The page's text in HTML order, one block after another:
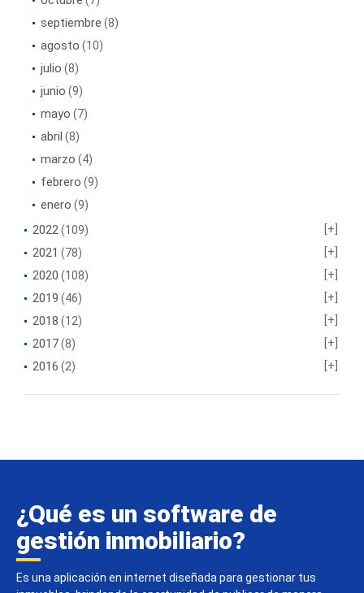
septiembre (8)
agosto (10)
julio (8)
junio (9)
mayo (7)
abril (8)
marzo (4)
febrero (9)
enero (9)
2022(109)
2021 (78)
2020 (108)
2019 (46)
2018 (12)
2017(8)
2016 (2)
¿Qué es un software de
gestión inmobiliario?
Es una aplicación en internet diseñada para gestionar tus